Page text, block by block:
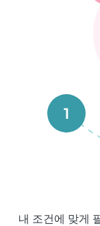
1
내 조건에 맞게